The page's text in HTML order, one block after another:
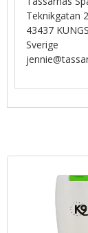
Teknikgatan
43437
Sverige